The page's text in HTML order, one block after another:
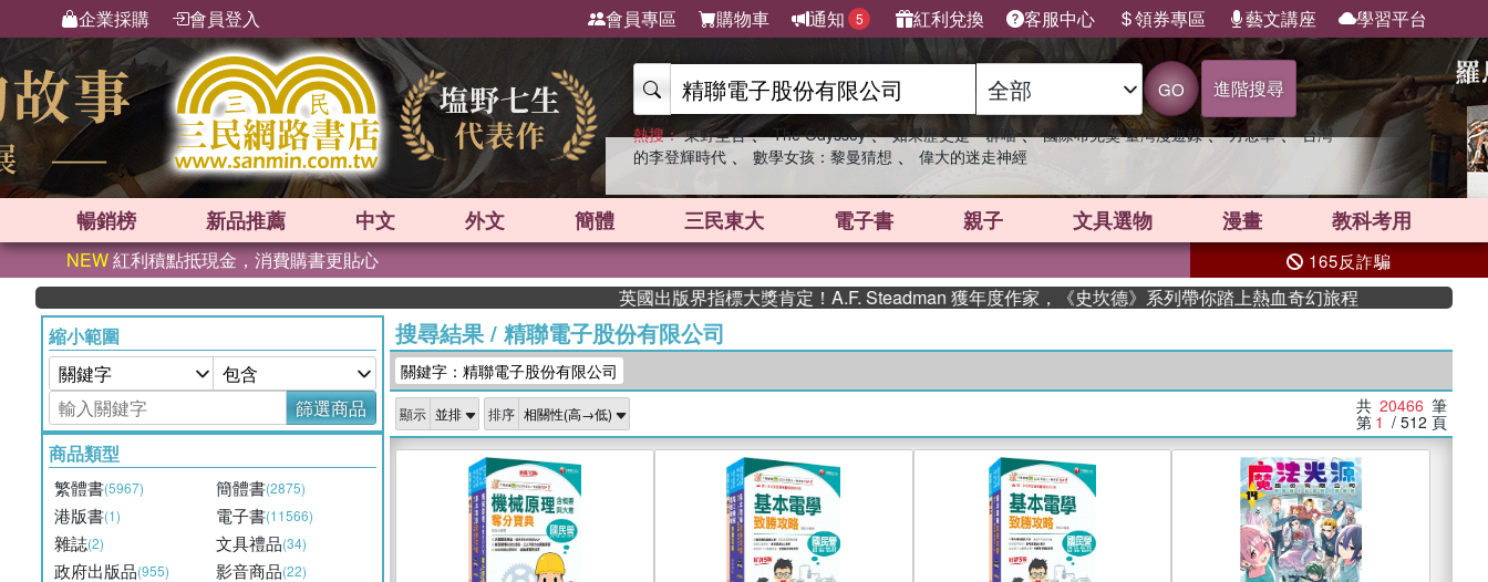
企業採購 會員登入 會員專區 購物車 通知 5 紅利兌換 客服中心 領券專區 藝文講座 學習平台
GO 進階搜尋
熱搜： 東野圭吾 、 The Odyssey 、 如果歷史是一群喵 、 國際布克獎 臺灣漫遊錄 、 方念華 、 台灣
的李登輝時代 、 數學女孩：黎曼猜想 、 偉大的迷走神經
暢銷榜 新品推薦 中文 外文 簡體 三民東大 電子書 親子 文具選物 漫畫 教科考用
NEW紅利積點抵現金，消費購書更貼心 165反詐騙
英國出版界指標大獎肯定！A.F. Steadman 獲年度作家，《史坎德》系列帶你踏上熱血奇幻旅程
縮小範圍
篩選商品
商品類型
繁體書(5967) 簡體書(2875)
港版書(1) 電子書(11566)
雜誌(2) 文具禮品(34)
政府出版品(955) 影音商品(22)
搜尋結果/ 精聯電子股份有限公司
關鍵字：精聯電子股份有限公司
顯示 排序 共 20466 筆
第 1 / 512 頁